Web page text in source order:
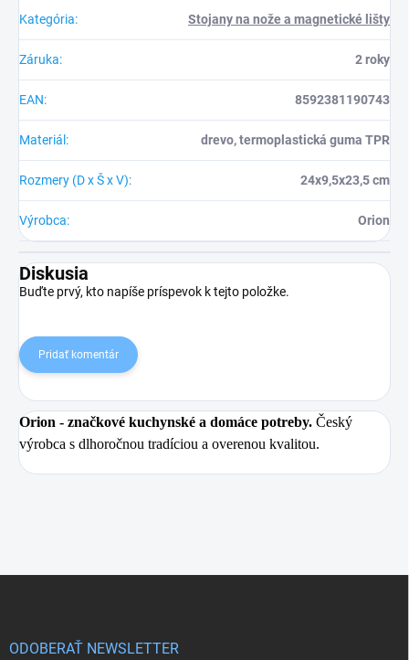
Kategória: Stojany na nože a magnetické lišty
Záruka: 2 roky
EAN: 8592381190743
Materiál : drevo, termoplastická guma TPR
Rozmery (D x Š x V): 24x9,5x23,5 cm
Výrobca: Orion
Diskusia
Buďte prvý, kto napíše príspevok k tejto položke.
Pridať komentár
Orion - značkové kuchynské a domáce potreby. Český
výrobca s dlhoročnou tradíciou a overenou kvalitou.
ODOBERAŤ NEWSLETTER